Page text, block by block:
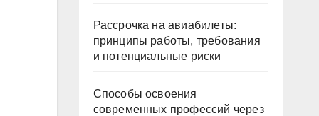
Рассрочка на авиабилеты:
принципы работы, требования
и потенциальные риски
Способы освоения
современных профессий через